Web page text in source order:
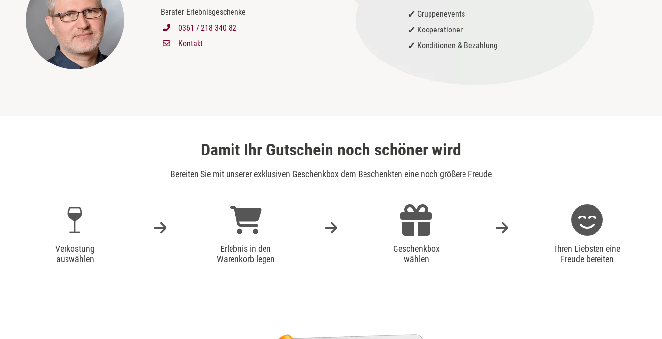
Berater Erlebnisgeschenke
0361 / 218 340 82
Kontakt
Gruppenevents
Kooperationen
Konditionen & Bezahlung
Damit Ihr Gutschein noch schöner wird
Bereiten Sie mit unserer exklusiven Geschenkbox dem Beschenkten eine noch größere Freude
Verkostung
auswählen
Erlebnis in den
Warenkorb legen
Geschenkbox
wählen
Ihren Liebsten eine
Freude bereiten